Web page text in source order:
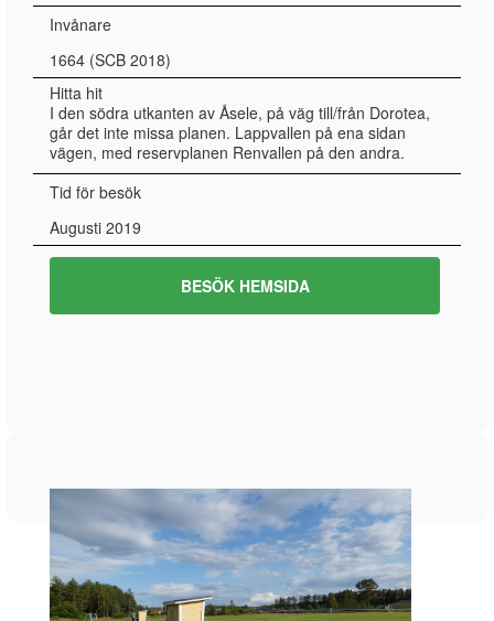
Invånare
1664 (SCB 2018)
Hitta hit
I den södra utkanten av Åsele, på väg till/från Dorotea,
går det inte missa planen. Lappvallen på ena sidan
vägen, med reservplanen Renvallen på den andra.
Tid för besök
Augusti 2019
BESÖK HEMSIDA